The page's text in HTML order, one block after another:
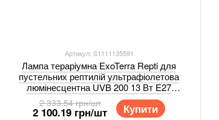
Артикул: S1111135591
Лампа тераріумна ExoTerra Repti для
пустельних рептилій ультрафіолетова
люмінесцентна UVB 200 13 Вт E27
(015561223409)
2 333.54 грн/шт
2 100.19 грн/шт Купити